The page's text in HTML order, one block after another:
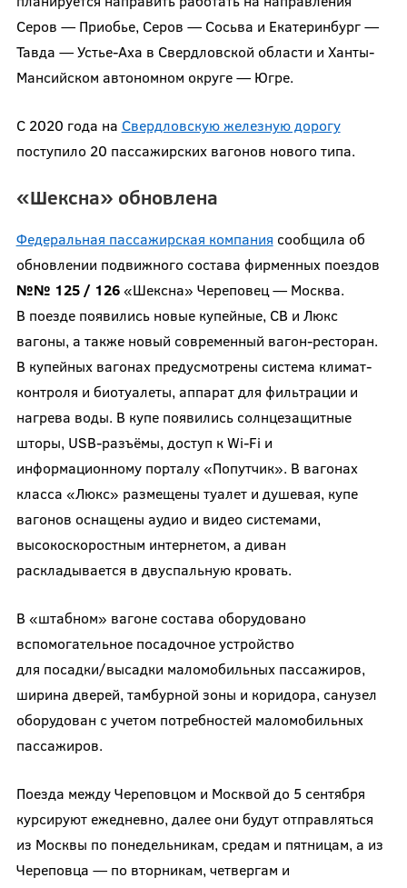
Серов — Приобье, Серов — Сосьва и Екатеринбург —
Тавда — Устье-Аха в Свердловской области и Ханты-
Мансийском автономном округе — Югре.
С 2020 года на Свердловскую железную дорогу
поступило 20 пассажирских вагонов нового типа.
«Шексна» обновлена
Федеральная пассажирская компания сообщила об
обновлении подвижного состава фирменных поездов
№№ 125 / 126«Шексна» Череповец — Москва.
В поезде появились новые купейные, СВ и Люкс
вагоны, а также новый современный вагон-ресторан.
В купейных вагонах предусмотрены система климат-
контроля и биотуалеты, аппарат для фильтрации и
нагрева воды. В купе появились солнцезащитные
шторы, USB-разъёмы, доступ к Wi-Fi и
информационному порталу «Попутчик». В вагонах
класса «Люкс» размещены туалет и душевая, купе
вагонов оснащены аудио и видео системами,
высокоскоростным интернетом, а диван
раскладывается в двуспальную кровать.
В «штабном» вагоне состава оборудовано
вспомогательное посадочное устройство
для посадки/высадки маломобильных пассажиров,
ширина дверей, тамбурной зоны и коридора, санузел
оборудован с учетом потребностей маломобильных
пассажиров.
Поезда между Череповцом и Москвой до 5 сентября
курсируют ежедневно, далее они будут отправляться
из Москвы по понедельникам, средам и пятницам, а из
Череповца — по вторникам, четвергам и